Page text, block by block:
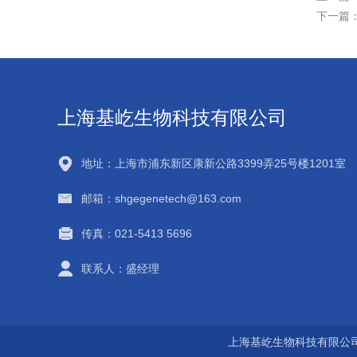
下一篇
上海基屹生物科技有限公司
地址：上海市浦东新区康新公路3399弄25号楼1201室
邮箱：shgegenetech@163.com
传真：021-5413 5696
联系人：盛经理
上海基屹生物科技有限